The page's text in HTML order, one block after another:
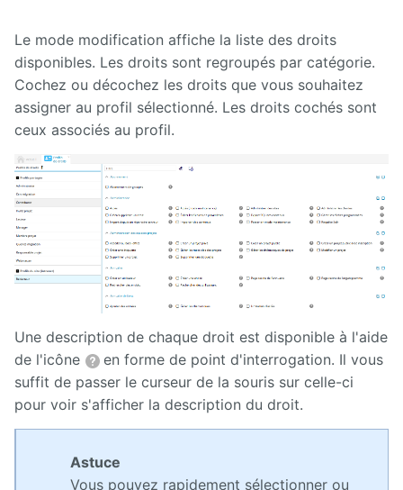
Le mode modification affiche la liste des droits
disponibles. Les droits sont regroupés par catégorie.
Cochez ou décochez les droits que vous souhaitez
assigner au profil sélectionné. Les droits cochés sont
ceux associés au profil.
Une description de chaque droit est disponible à l'aide
de l'icône
en forme de point d'interrogation. Il vous
suffit de passer le curseur de la souris sur celle-ci
pour voir s'afficher la description du droit.
Astuce
Vous pouvez rapidement sélectionner ou